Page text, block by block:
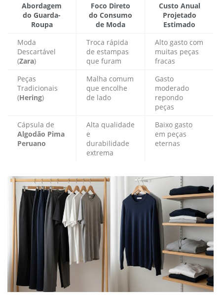
Abordagem
do Guarda-
Roupa
Foco Direto
do Consumo
de Moda
Custo Anual
Projetado
Estimado
Moda
Descartável
(Zara)
Troca rápida
de estampas
que furam
Alto gasto com
muitas peças
fracas
Peças
Tradicionais
(Hering)
Malha comum
que encolhe
de lado
Gasto
moderado
repondo
peças
Cápsula de
Algodão Pima
Peruano
Alta qualidade
e
durabilidade
extrema
Baixo gasto
em peças
eternas